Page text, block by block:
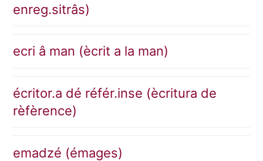
enreg.sitrâs)
ecri â man (ècrit a la man)
écritor.a dé référ.inse (ècritura de
rèfèrence)
emadzé (émages)